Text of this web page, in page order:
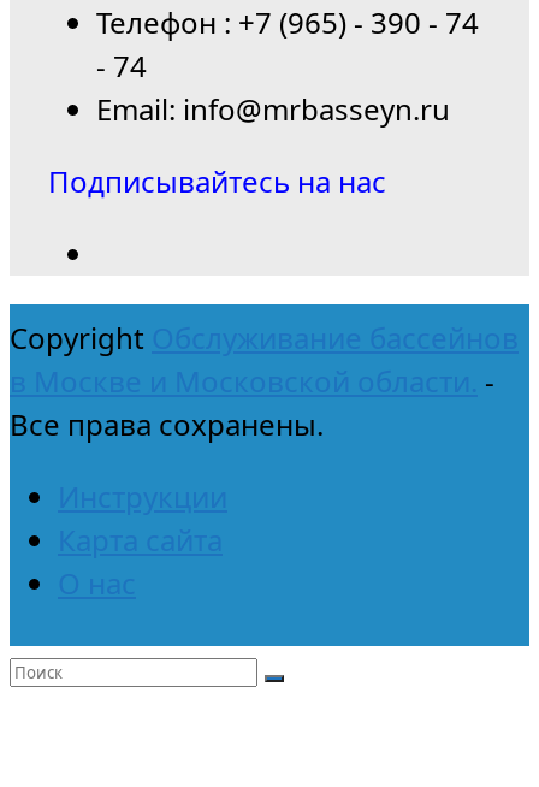
Телефон : +7 (965) - 390 - 74
- 74
Email: info@mrbasseyn.ru
Подписывайтесь на нас
Copyright Обслуживание бассейнов
в Москве и Московской области. -
Все права сохранены.
Инструкции
Карта сайта
О нас